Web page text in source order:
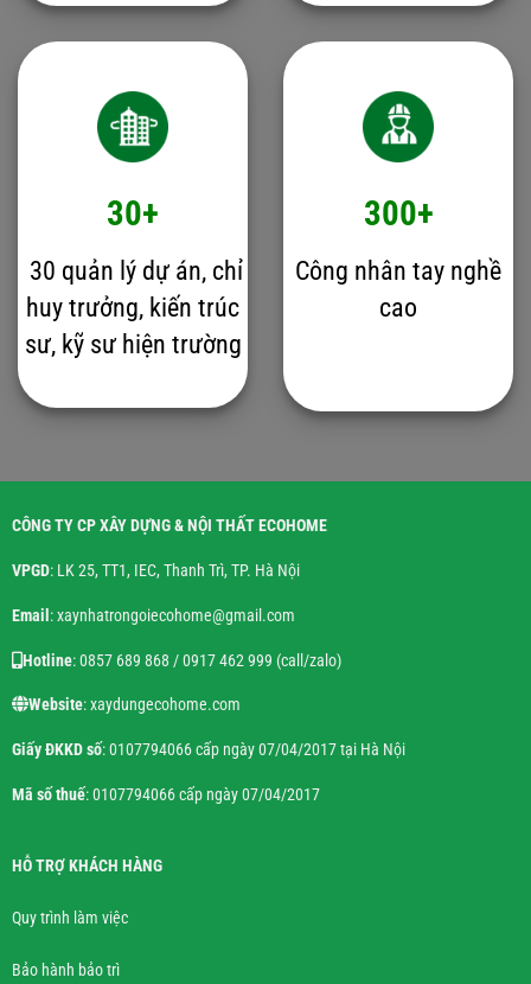
30+
30 quản lý dự án, chỉ
huy trưởng, kiến trúc
sư, kỹ sư hiện trường
300+
Công nhân tay nghề
cao
CÔNG TY CP XÂY DỰNG & NỘI THẤT ECOHOME
VPGD: LK 25, TT1, IEC, Thanh Trì, TP. Hà Nội
Email : xaynhatrongoiecohome@gmail.com
Hotline: 0857 689 868 / 0917 462 999 (call/zalo)
Website: xaydungecohome.com
Giấy ĐKKD số: 0107794066 cấp ngày 07/04/2017 tại Hà Nội
Mã số thuế: 0107794066 cấp ngày 07/04/2017
HỖ TRỢ KHÁCH HÀNG
Quy trình làm việc
Bảo hành bảo trì